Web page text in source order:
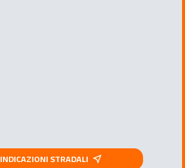
INDICAZIONI STRADALI near_me